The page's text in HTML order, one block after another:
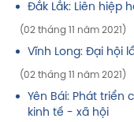
Đắk Lắk: Liên hiệp
(02 tháng 11 năm 2021)
Vĩnh Long: Đại hội
(02 tháng 11 năm 2021)
Yên Bái: Phát
kinh tế - xã hội